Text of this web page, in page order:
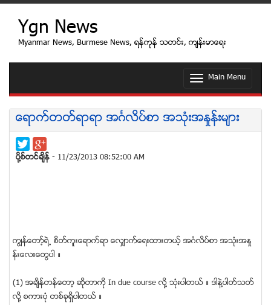
Ygn News
Myanmar News, Burmese News, ရန္ကုန္ သတင္း, က်န္းမာေရး
T
g
l
e
n
Main Menu
ေရာက္တတ္ရာရာ အဂၤလိပ္စာ အသုံးအႏႈန္းမ်ား
ပုိ႔စ္တင္ခ်ိန္ - 11/23/2013 08:52:00 AM
ကၽြန္ေတာ့္ရဲ႕ စိတ္ကူးေရာက္ရာ ေလွ်ာက္ေရးထားတယ့္ အဂၤလိပ္စာ အသုံးအႏႈ
န္းေလးေတြပါ ။
(1) အခ်ိန္တန္ေတာ့ ဆိုတာကို In due course လို႔ သုံးပါတယ္ ။ ဒါနဲ႔ပါတ္သတ္
လို႔ စကားပုံ တစ္ခုရွိပါတယ္ ။